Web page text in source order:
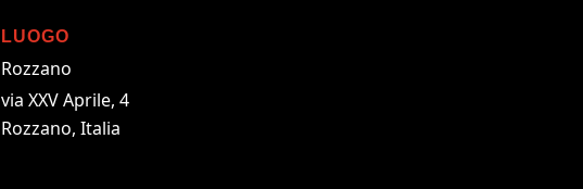
LUOGO
Rozzano
via XXV Aprile, 4
Rozzano, Italia